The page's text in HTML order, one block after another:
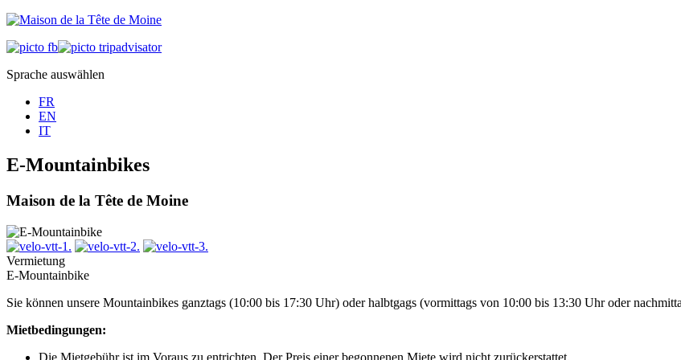
Sprache auswählen
FR
EN
IT
E-Mountainbikes
Maison de la Tête de Moine
Vermietung
E-Mountainbike
Sie können unsere Mountainbikes ganztags (10:00 bis 17:30 Uhr) oder halbtgags (vormittags von 10:00 bis 13:30 Uhr oder
Mietbedingungen:
Die Mietgebühr ist im Voraus zu entrichten. Der Preis einer begonnenen Miete wird nicht zurückerstattet.